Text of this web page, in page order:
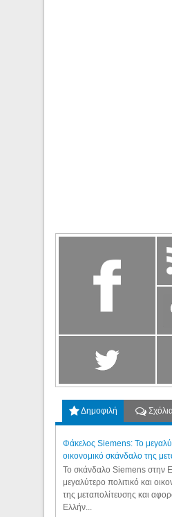
Δημοφιλή
Φάκελος Siemens: Το
οικονομικό σκάνδαλο της
Το σκάνδαλο Siemens στην
μεγαλύτερο πολιτικό και
της μεταπολίτευσης και
Ελλήν...